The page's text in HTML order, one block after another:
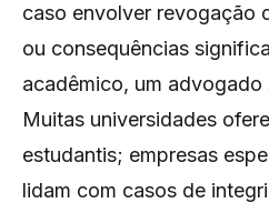
caso envolver revogação
ou consequências
acadêmico, um advogado
Muitas universidades
estudantis; empresas
lidam com casos de